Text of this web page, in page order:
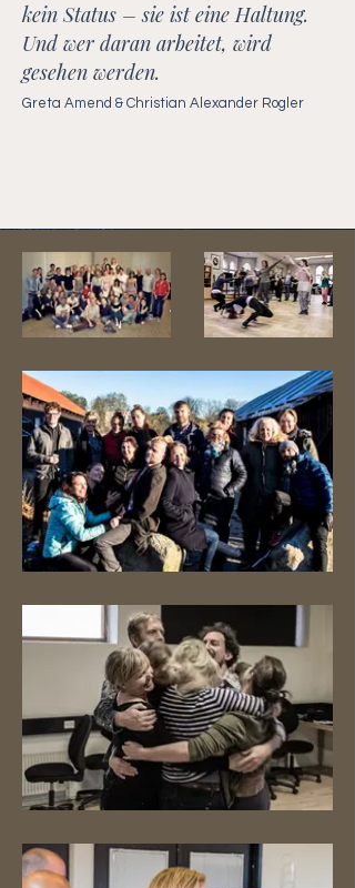
kein Status – sie ist eine Haltung.
Und wer daran arbeitet, wird
gesehen werden.
Greta Amend & Christian Alexander Rogler